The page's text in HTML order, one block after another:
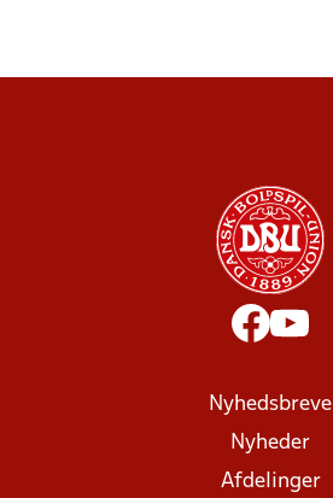
Nyhedsbreve
Nyheder
Afdelinger